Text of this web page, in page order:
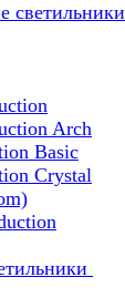
светильники
Arch
Basic
Crystal